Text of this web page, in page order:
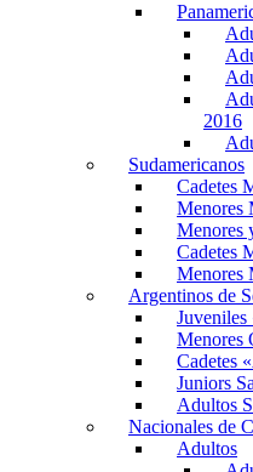
2016
Sudamericanos
Cadetes
Menores
Menores
Cadetes
Menores
Argentinos de
Menores
Cadetes
Juniors
Adultos
Nacionales de
Adultos